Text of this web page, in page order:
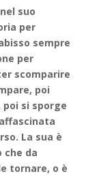
suo
per
sempre
per
scomparire
poi
si sporge
La sua è
che da
tornare, o è